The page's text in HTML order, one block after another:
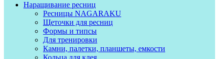
Наращивание ресниц
Ресницы NAGARAKU
Щеточки для ресниц
Формы и типсы
Для тренировки
Камни, палетки, планшеты, емкости
Кольца для клея